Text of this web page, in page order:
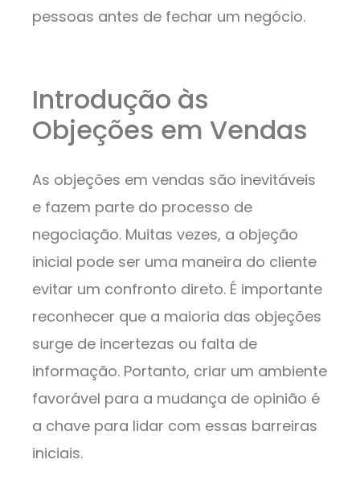
pessoas antes de fechar um negócio.
Introdução às
Objeções em Vendas
As objeções em vendas são inevitáveis
e fazem parte do processo de
negociação. Muitas vezes, a objeção
inicial pode ser uma maneira do cliente
evitar um confronto direto. É importante
reconhecer que a maioria das objeções
surge de incertezas ou falta de
informação. Portanto, criar um ambiente
favorável para a mudança de opinião é
a chave para lidar com essas barreiras
iniciais.